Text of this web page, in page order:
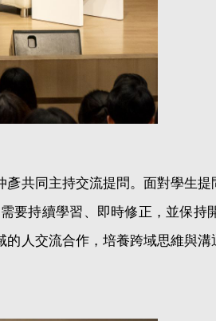
共同主持交流提問。面對學生
持續學習、即時修正，並保
人交流合作，培養跨域思維與